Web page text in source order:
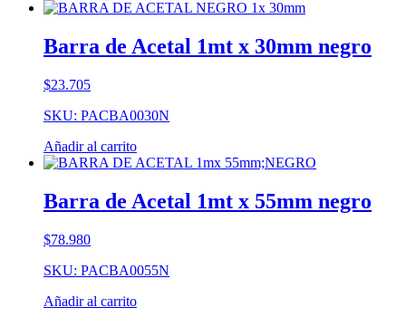
Barra de Acetal 1mt x 30mm negro
$23.705
SKU: PACBA0030N
Añadir al carrito
Barra de Acetal 1mt x 55mm negro
$78.980
SKU: PACBA0055N
Añadir al carrito